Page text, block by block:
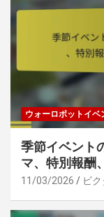
ウォーロボットイ
季節イベント
マ、特別報酬
11/03/2026 ビ